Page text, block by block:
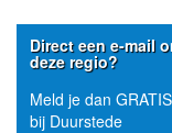
Direct een e-mail
deze regio?
Meld je dan
bij Duurstede